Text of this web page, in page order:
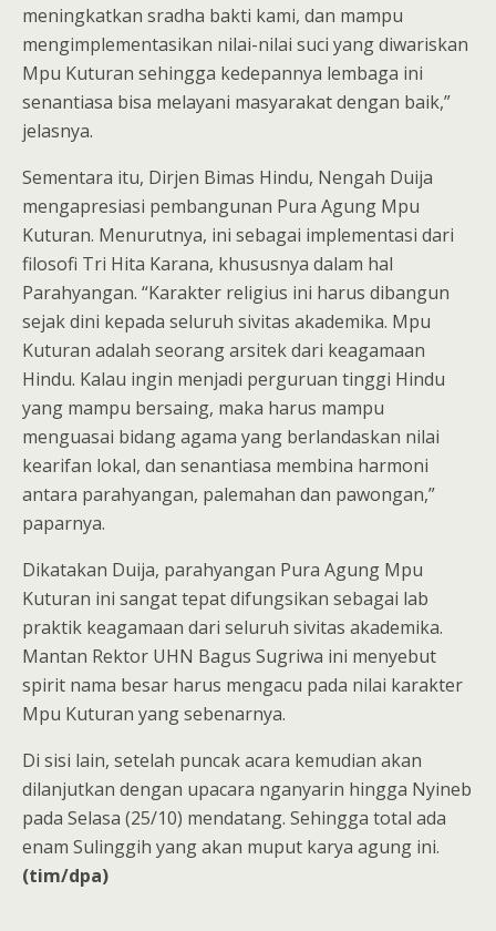
meningkatkan sradha bakti kami, dan mampu
mengimplementasikan nilai-nilai suci yang diwariskan
Mpu Kuturan sehingga kedepannya lembaga ini
senantiasa bisa melayani masyarakat dengan baik,”
jelasnya.
Sementara itu, Dirjen Bimas Hindu, Nengah Duija
mengapresiasi pembangunan Pura Agung Mpu
Kuturan. Menurutnya, ini sebagai implementasi dari
filosofi Tri Hita Karana, khususnya dalam hal
Parahyangan. “Karakter religius ini harus dibangun
sejak dini kepada seluruh sivitas akademika. Mpu
Kuturan adalah seorang arsitek dari keagamaan
Hindu. Kalau ingin menjadi perguruan tinggi Hindu
yang mampu bersaing, maka harus mampu
menguasai bidang agama yang berlandaskan nilai
kearifan lokal, dan senantiasa membina harmoni
antara parahyangan, palemahan dan pawongan,”
paparnya.
Dikatakan Duija, parahyangan Pura Agung Mpu
Kuturan ini sangat tepat difungsikan sebagai lab
praktik keagamaan dari seluruh sivitas akademika.
Mantan Rektor UHN Bagus Sugriwa ini menyebut
spirit nama besar harus mengacu pada nilai karakter
Mpu Kuturan yang sebenarnya.
Di sisi lain, setelah puncak acara kemudian akan
dilanjutkan dengan upacara nganyarin hingga Nyineb
pada Selasa (25/10) mendatang. Sehingga total ada
enam Sulinggih yang akan muput karya agung ini.
(tim/dpa)